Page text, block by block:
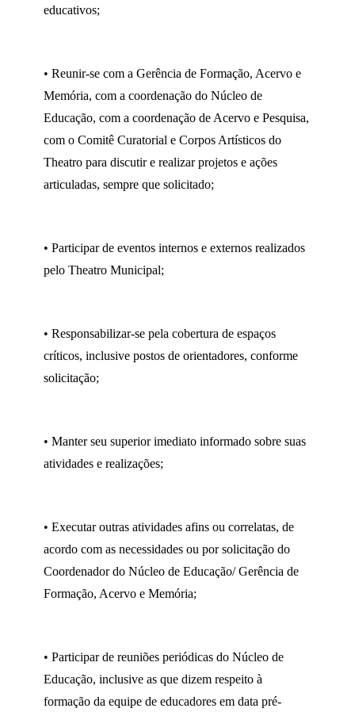
educativos;
• Reunir-se com a Gerência de Formação, Acervo e
Memória, com a coordenação do Núcleo de
Educação, com a coordenação de Acervo e Pesquisa,
com o Comitê Curatorial e Corpos Artísticos do
Theatro para discutir e realizar projetos e ações
articuladas, sempre que solicitado;
• Participar de eventos internos e externos realizados
pelo Theatro Municipal;
• Responsabilizar-se pela cobertura de espaços
críticos, inclusive postos de orientadores, conforme
solicitação;
• Manter seu superior imediato informado sobre suas
atividades e realizações;
• Executar outras atividades afins ou correlatas, de
acordo com as necessidades ou por solicitação do
Coordenador do Núcleo de Educação/ Gerência de
Formação, Acervo e Memória;
• Participar de reuniões periódicas do Núcleo de
Educação, inclusive as que dizem respeito à
formação da equipe de educadores em data pré-